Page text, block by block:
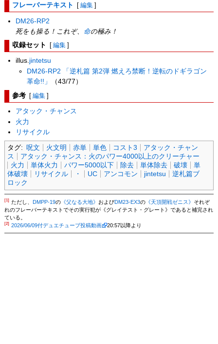
フレーバーテキスト [ 編集 ]
DM26-RP2
死をも操る！これぞ、
命の極み！
収録セット [ 編集 ]
illus.jintetsu
DM26-RP2 「逆札篇 第2弾 燃えろ禁断！逆転のドギラゴン
革命!!」
（43/77）
参考 [ 編集 ]
アタック・チャンス
火力
リサイクル
タグ: 呪文 火文明 赤単 単色 コスト3
アタック・チャン
ス
アタック・チャンス：火のパワー4000以上のクリーチャー
火力
単体火力 パワー5000以下 除去 単体除去 破壊
単
体破壊
リサイクル ・ UC アンコモン jintetsu
逆札篇ブ
ロック
[1] ただし、 DMPP-19の《父なる大地》 およびDM23-EX3の《天頂開戦ゼニス》 それぞ
れのフレーバーテキストでその実行犯が《グレイテスト・グレート》であると補完され
ている。
[2] 2026/06/09付デュエチューブ投稿動画 20:57以降より